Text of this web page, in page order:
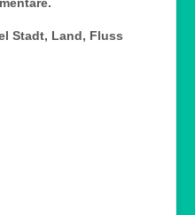
Stadt, Land, Fluss